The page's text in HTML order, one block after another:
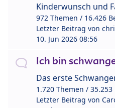
Kinderwunsch und
972 Themen / 16.426
Letzter Beitrag von
10. Jun 2026 08:56
Ich bin
Das erste
1.720 Themen /
Letzter Beitrag von